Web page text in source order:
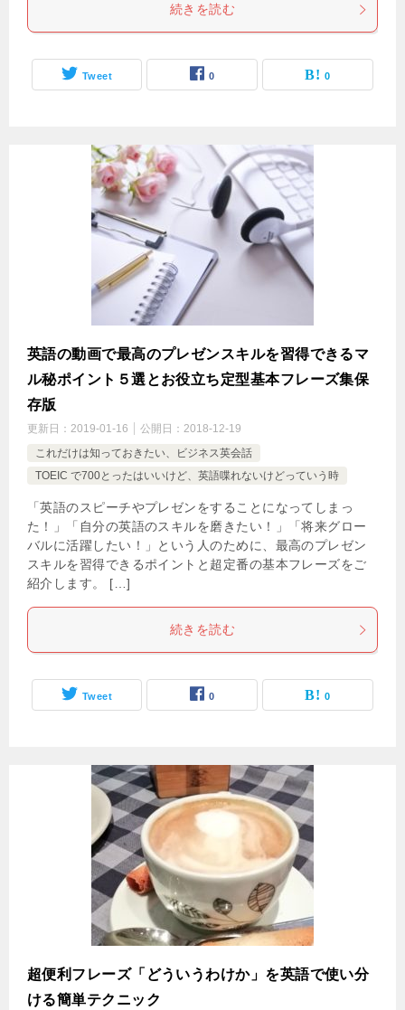
続きを読む
Tweet 0 0
英語の動画で最高のプレゼンスキルを習得できるマ
ル秘ポイント５選とお役立ち定型基本フレーズ集保
存版
更新日： 2019-01-16 公開日： 2018-12-19
これだけは知っておきたい、ビジネス英会話
TOEIC で700とったはいいけど、英語喋れないけどっていう時
「英語のスピーチやプレゼンをすることになってしまっ
た！」「自分の英語のスキルを磨きたい！」「将来グロー
バルに活躍したい！」という人のために、最高のプレゼン
スキルを習得できるポイントと超定番の基本フレーズをご
紹介します。 […]
続きを読む
Tweet 0 0
超便利フレーズ「どういうわけか」を英語で使い分
ける簡単テクニック